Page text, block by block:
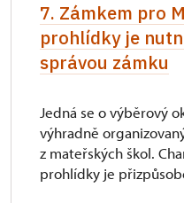
7. Zámkem pro
prohlídky je
správou zámku
Jedná se o výběrový
výhradně
z mateřských škol.
prohlídky je